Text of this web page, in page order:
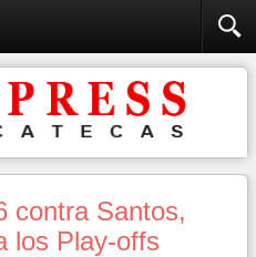
contra Santos,
los Play-offs